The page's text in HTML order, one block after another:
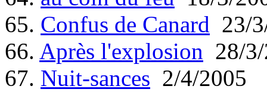
65. Confus de Canard 23/
66. Après l'explosion 28/
67. Nuit-sances 2/4/2005